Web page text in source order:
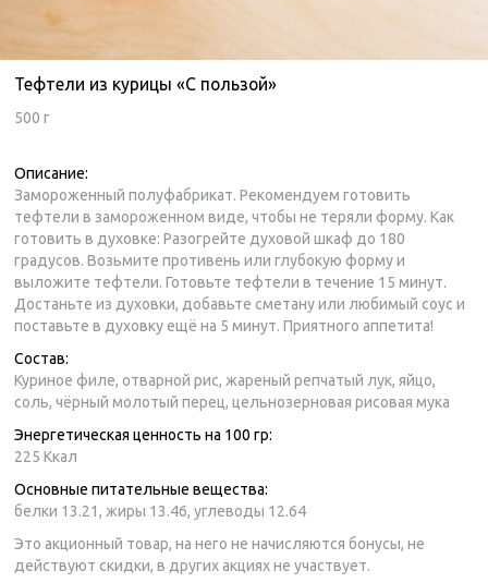
Тефтели из курицы «С пользой»
500 г
Описание:
Замороженный полуфабрикат. Рекомендуем готовить
тефтели в замороженном виде, чтобы не теряли форму. Как
готовить в духовке: Разогрейте духовой шкаф до 180
градусов. Возьмите противень или глубокую форму и
выложите тефтели. Готовьте тефтели в течение 15 минут.
Достаньте из духовки, добавьте сметану или любимый соус и
поставьте в духовку ещё на 5 минут. Приятного аппетита!
Состав:
Куриное филе, отварной рис, жареный репчатый лук, яйцо,
соль, чёрный молотый перец, цельнозерновая рисовая мука
Энергетическая ценность на 100 гр:
225 Ккал
Основные питательные вещества:
белки 13.21, жиры 13.46, углеводы 12.64
Это акционный товар, на него не начисляются бонусы, не
действуют скидки, в других акциях не участвует.